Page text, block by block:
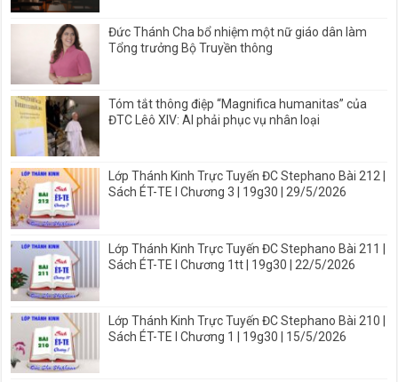
Đức Thánh Cha bổ nhiệm một nữ giáo dân làm
Tổng trưởng Bộ Truyền thông
Tóm tắt thông điệp “Magnifica humanitas” của
ĐTC Lêô XIV: AI phải phục vụ nhân loại
Lớp Thánh Kinh Trực Tuyến ĐC Stephano Bài 212 |
Sách ÉT-TE I Chương 3 | 19g30 | 29/5/2026
Lớp Thánh Kinh Trực Tuyến ĐC Stephano Bài 211 |
Sách ÉT-TE I Chương 1tt | 19g30 | 22/5/2026
Lớp Thánh Kinh Trực Tuyến ĐC Stephano Bài 210 |
Sách ÉT-TE I Chương 1 | 19g30 | 15/5/2026